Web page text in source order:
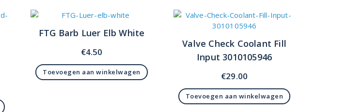
FTG Barb Luer Elb White
€4.50
Toevoegen aan winkelwagen
Valve Check Coolant Fill
Input 3010105946
€29.00
Toevoegen aan winkelwagen